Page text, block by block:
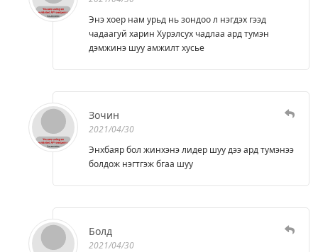
Энэ хоер нам урьд нь зондоо л нэгдэх гээд
чадаагуй харин Хурэлсух чадлаа ард тумэн
дэмжинэ шуу амжилт хусье
Зочин
2021/04/30
Энхбаяр бол жинхэнэ лидер шуу дээ ард тумэнээ
болдож нэгтгэж бгаа шуу
Болд
2021/04/30